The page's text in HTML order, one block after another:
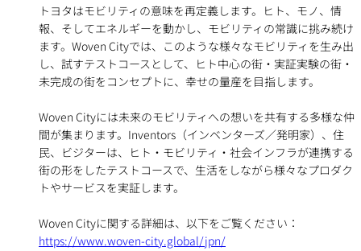
トヨタはモビリティの意味を再定義します。ヒト、モノ、情
報、そしてエネルギーを動かし、モビリティの常識に挑み続け
ます。Woven Cityでは、このような様々なモビリティを生み出
し、試すテストコースとして、ヒト中心の街・実証実験の街・
未完成の街をコンセプトに、幸せの量産を目指します。
Woven Cityには未来のモビリティへの想いを共有する多様な仲
間が集まります。Inventors（インベンターズ／発明家）、住
民、ビジターは、ヒト・モビリティ・社会インフラが連携する
街の形をしたテストコースで、生活をしながら様々なプロダク
トやサービスを実証します。
Woven Cityに関する詳細は、以下をご覧ください：
https://www.woven-city.global/jpn/